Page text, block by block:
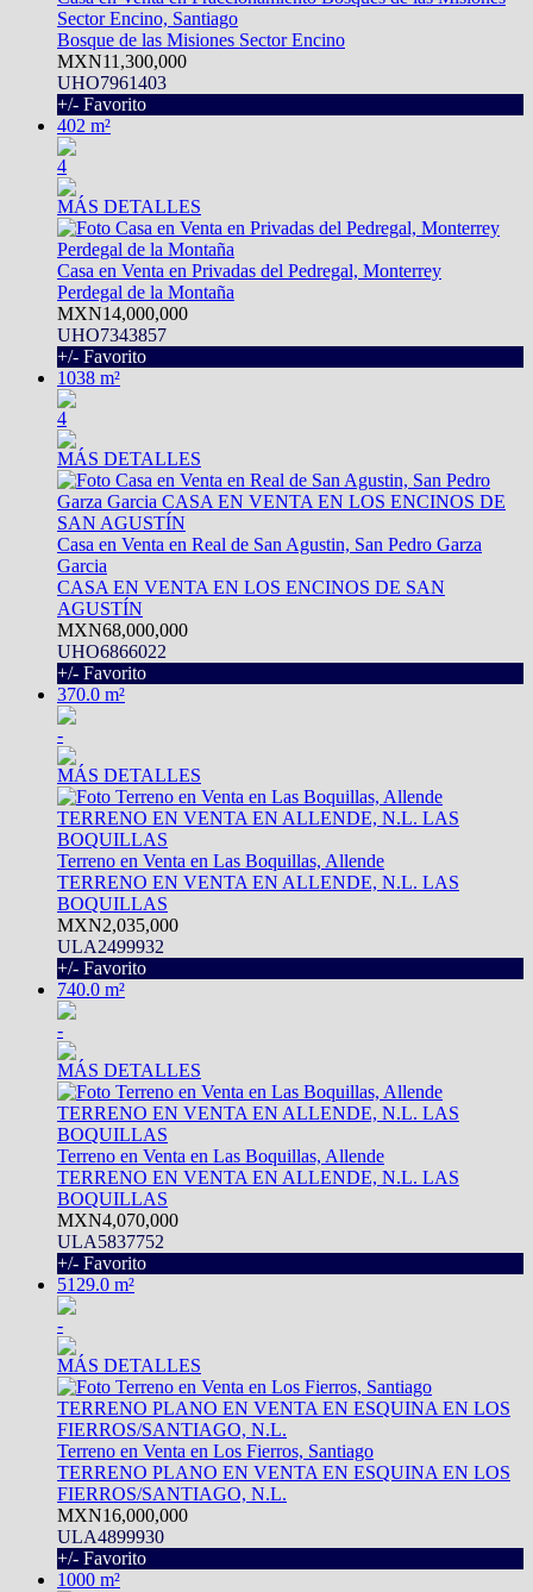
Sector Encino, Santiago
Bosque de las Misiones Sector Encino
MXN11,300,000
UHO7961403
+/- Favorito
402 m²
4
MÁS DETALLES
Casa en Venta en Privadas del Pedregal, Monterrey
Perdegal de la Montaña
MXN14,000,000
UHO7343857
+/- Favorito
1038 m²
4
MÁS DETALLES
Casa en Venta en Real de San Agustin, San Pedro Garza
Garcia
CASA EN VENTA EN LOS ENCINOS DE SAN
AGUSTÍN
MXN68,000,000
UHO6866022
+/- Favorito
370.0 m²
-
MÁS DETALLES
Terreno en Venta en Las Boquillas, Allende
TERRENO EN VENTA EN ALLENDE, N.L. LAS
BOQUILLAS
MXN2,035,000
ULA2499932
+/- Favorito
740.0 m²
-
MÁS DETALLES
Terreno en Venta en Las Boquillas, Allende
TERRENO EN VENTA EN ALLENDE, N.L. LAS
BOQUILLAS
MXN4,070,000
ULA5837752
+/- Favorito
5129.0 m²
-
MÁS DETALLES
Terreno en Venta en Los Fierros, Santiago
TERRENO PLANO EN VENTA EN ESQUINA EN LOS
FIERROS/SANTIAGO, N.L.
MXN16,000,000
ULA4899930
+/- Favorito
1000 m²